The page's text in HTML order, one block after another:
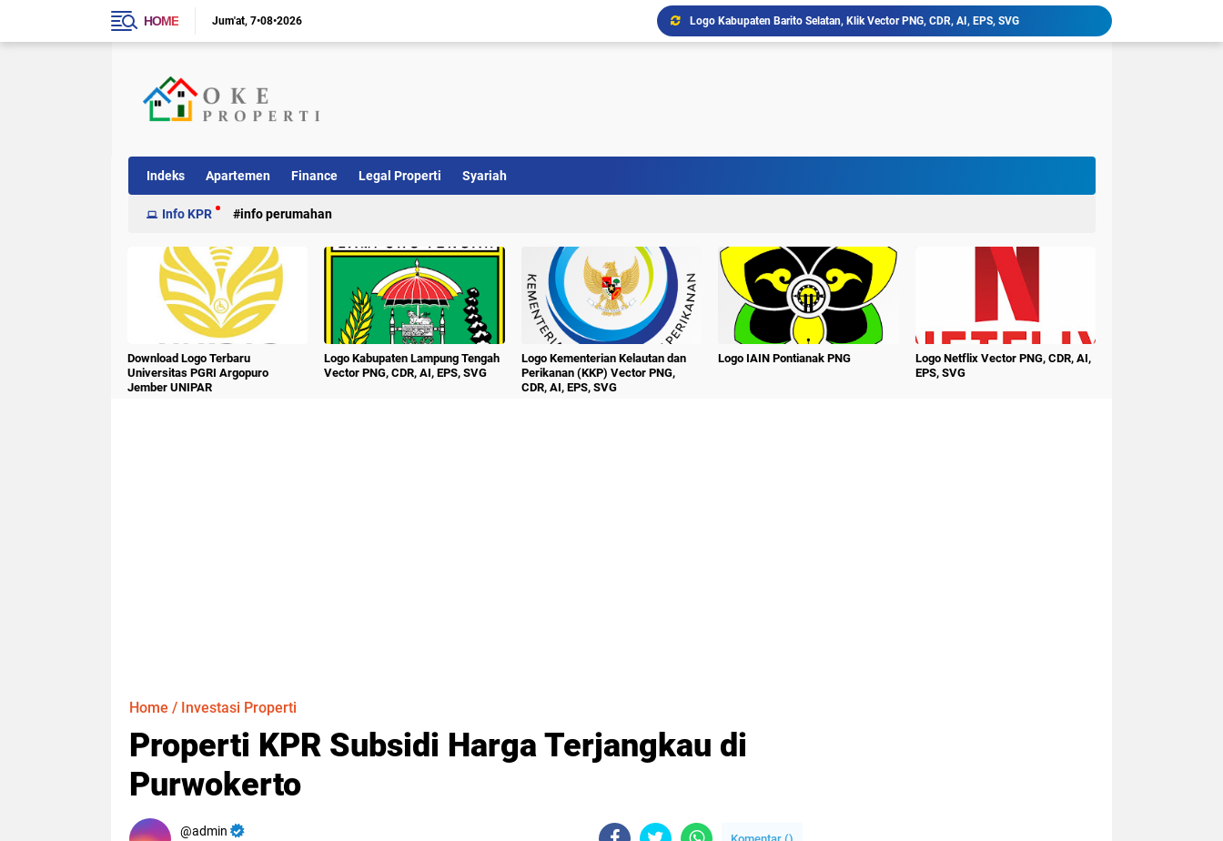
HOME Jum'at 7•08•2026
Download Logo Terbaru Universitas PGRI Argopuro Jember UNIPAR
Logo Kabupaten Barito Timur Vector PNG, CDR, AI, EPS, SVG
Logo Universitas Nusa Mandiri Vector PNG, CDR, AI, EPS, SVG
Indeks Apartemen Finance Legal Properti Syariah
Info KPR info perumahan
Download Logo Terbaru
Universitas PGRI Argopuro
Jember UNIPAR
Logo Kabupaten Lampung Tengah
Vector PNG, CDR, AI, EPS, SVG
Logo Kementerian Kelautan dan
Perikanan (KKP) Vector PNG,
CDR, AI, EPS, SVG
Logo IAIN Pontianak PNG
Logo Netflix Vector PNG, CDR, AI,
EPS, SVG
Home / Investasi Properti
Properti KPR Subsidi Harga Terjangkau di
Purwokerto
admin